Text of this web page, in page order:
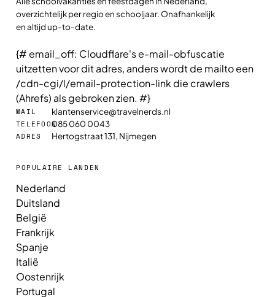
overzichtelijk per regio en schooljaar. Onafhankelijk
en altijd up-to-date.
{# email_off: Cloudflare's e-mail-obfuscatie
uitzetten voor dit adres, anders wordt de mailto een
/cdn-cgi/l/email-protection-link die crawlers
(Ahrefs) als gebroken zien. #}
MAIL klantenservice@travelnerds.nl
TELEFOON085 060 0043
ADRES Hertogstraat 131, Nijmegen
POPULAIRE LANDEN
Nederland
Duitsland
België
Frankrijk
Spanje
Italië
Oostenrijk
Portugal